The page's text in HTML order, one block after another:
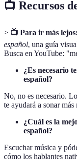
📺 Recursos
> 📺 Para ir más lejos:
español, una guía
Busca en YouTube:
¿Es necesario
español?
No, no es necesario.
te ayudará a sonar más
¿Cuál es la
español?
Escuchar música y
cómo los hablantes